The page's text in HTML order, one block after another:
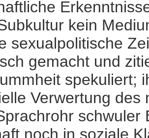
kein
sexualpolitische
gemacht und
spekuliert;
Verwertung
noch in soziale